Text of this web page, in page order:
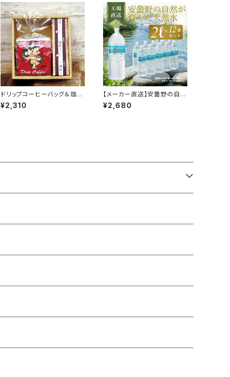
ドリップコーヒーバッグ＆珈琲
ようかんギフトセット｜B2V-1
¥2,310
【メーカー直送】安曇野の自然
が育んだ天然水2L（6本入）2
ケースセット（送料無料 一部
¥2,680